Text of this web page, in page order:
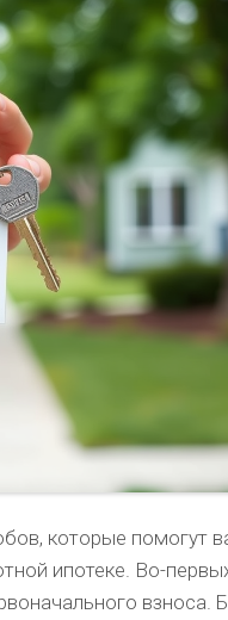
которые помогут
ипотеке. Во-
взноса.